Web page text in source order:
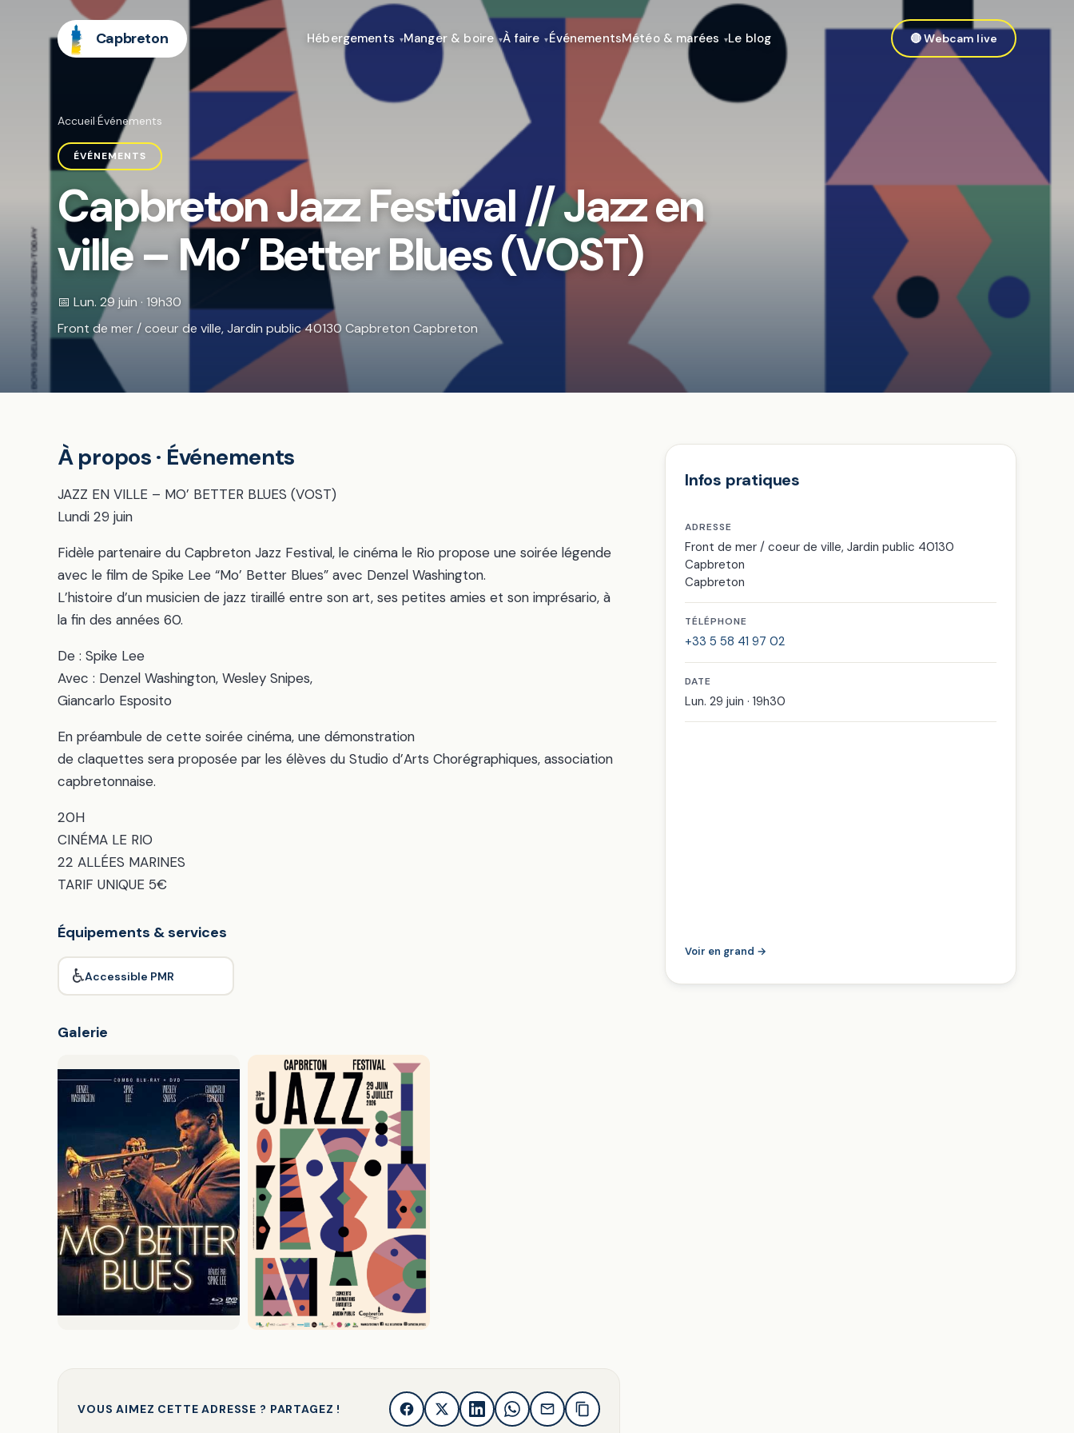
Capbreton Hébergements Manger & boire À faire ÉvénementsMétéo & marées Le blog 🔴 Webcam live
Accueil·Événements
ÉVÉNEMENTS
Capbreton Jazz Festival // Jazz en
ville – Mo’ Better Blues (VOST)
📅 Lun. 29 juin · 19h30
Front de mer / coeur de ville, Jardin public 40130 Capbreton Capbreton
À propos · Événements
JAZZ EN VILLE – MO’ BETTER BLUES (VOST)
Lundi 29 juin
Fidèle partenaire du Capbreton Jazz Festival, le cinéma le Rio propose une soirée légende
avec le film de Spike Lee “Mo’ Better Blues” avec Denzel Washington.
L’histoire d’un musicien de jazz tiraillé entre son art, ses petites amies et son imprésario, à
la fin des années 60.
De : Spike Lee
Avec : Denzel Washington, Wesley Snipes,
Giancarlo Esposito
En préambule de cette soirée cinéma, une démonstration
de claquettes sera proposée par les élèves du Studio d’Arts Chorégraphiques, association
capbretonnaise.
20H
CINÉMA LE RIO
22 ALLÉES MARINES
TARIF UNIQUE 5€
Équipements & services
♿Accessible PMR
Galerie
VOUS AIMEZ CETTE ADRESSE ? PARTAGEZ !
Infos pratiques
ADRESSE
Front de mer / coeur de ville, Jardin public 40130
Capbreton
Capbreton
TÉLÉPHONE
+33 5 58 41 97 02
DATE
Lun. 29 juin · 19h30
Voir en grand →